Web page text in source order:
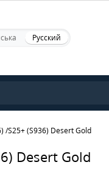
Русский
/S25+ (S936) Desert Gold
Desert Gold